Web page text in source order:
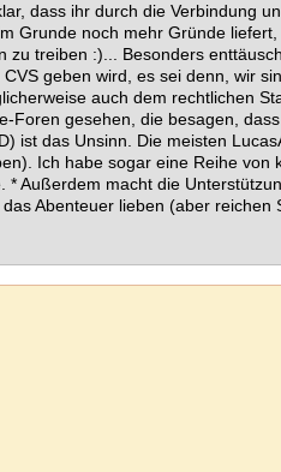
dass ihr durch die Verbindung
Grunde noch mehr Gründe
treiben :)... Besonders
geben wird, es sei denn, wir
auch dem rechtlichen
Foren gesehen, die besagen,
ist das Unsinn. Die meisten
Ich habe sogar eine Reihe
* Außerdem macht die
Abenteuer lieben (aber reichen